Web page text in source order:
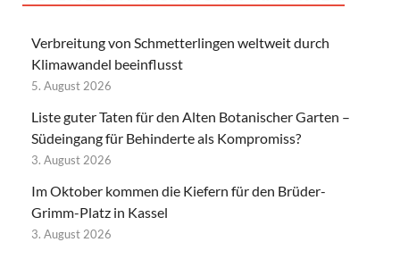
Verbreitung von Schmetterlingen weltweit durch
Klimawandel beeinflusst
5. August 2026
Liste guter Taten für den Alten Botanischer Garten –
Südeingang für Behinderte als Kompromiss?
3. August 2026
Im Oktober kommen die Kiefern für den Brüder-
Grimm-Platz in Kassel
3. August 2026